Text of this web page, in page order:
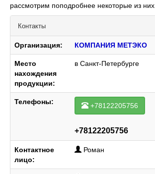
рассмотрим поподробнее некоторые из них.
Контакты
Организация: КОМПАНИЯ МЕТЭКО
Место
нахождения
продукции:
в Санкт-Петербурге
Телефоны: +78122205756
+78122205756
Контактное
лицо:
Роман